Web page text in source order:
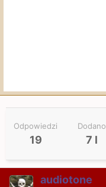
Odpowiedzi
19
Dodano
7 l
audiotone